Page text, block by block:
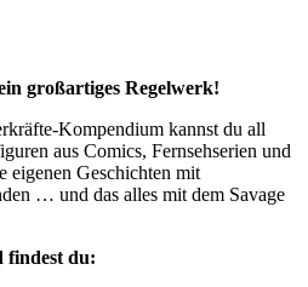
großartiges Regelwerk!
Kompendium kannst du all
aus Comics, Fernsehserien und
eigenen Geschichten mit
… und das alles mit dem Savage
findest du: